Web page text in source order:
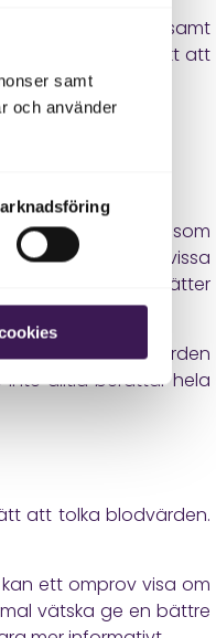
samt
och använder
Om HbA1c långsamt
kan det vara klokt att
på en infektion som
köttintag eller vissa
kvar eller fortsätter
viktig när njurvärden
inte alltid berättar hela
att tolka blodvärden.
ett omprov visa om
vätska ge en bättre